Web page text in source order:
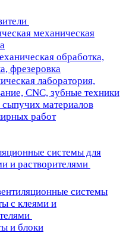
механическая
обработка,
фрезеровка
лаборатория,
CNC, зубные техники
сыпучих материалов
работ
системы для
и растворителями
системы
с клеями и
и блоки